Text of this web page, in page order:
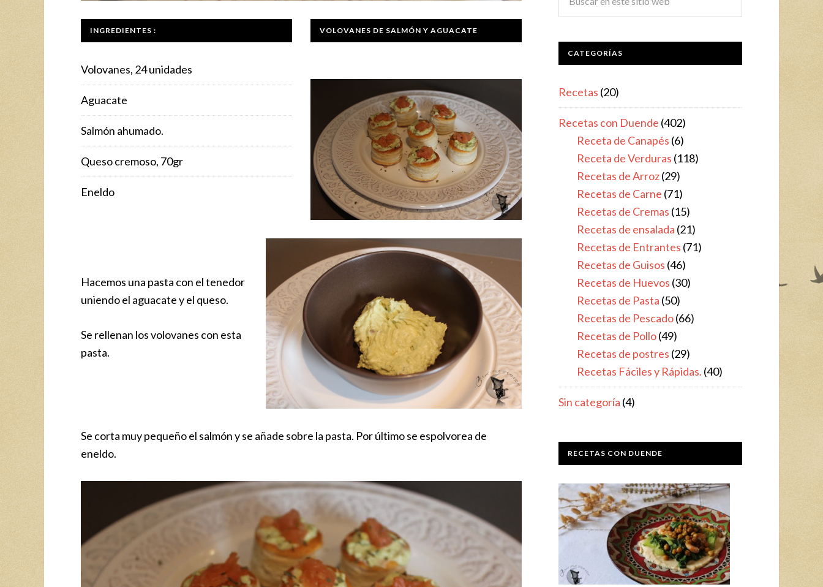
INGREDIENTES :
Volovanes, 24 unidades
Aguacate
Salmón ahumado.
Queso cremoso, 70gr
Eneldo
VOLOVANES DE SALMÓN Y AGUACATE
Hacemos una pasta con el tenedor
uniendo el aguacate y el queso.
Se rellenan los volovanes con esta
pasta.
Se corta muy pequeño el salmón y se añade sobre la pasta. Por último se espolvorea de
eneldo.
CATEGORÍAS
Recetas (20)
Recetas con Duende (402)
Receta de Canapés (6)
Receta de Verduras (118)
Recetas de Arroz(29)
Recetas de Carne (71)
Recetas de Cremas (15)
Recetas de ensalada (21)
Recetas de Entrantes (71)
Recetas de Guisos (46)
Recetas de Huevos (30)
Recetas de Pasta (50)
Recetas de Pescado(66)
Recetas de Pollo(49)
Recetas de postres (29)
Recetas Fáciles y Rápidas. (40)
Sin categoría (4)
RECETAS CON DUENDE